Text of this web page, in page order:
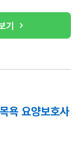
기
욕 요양보호사